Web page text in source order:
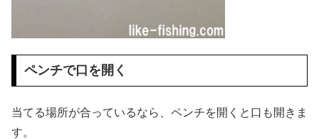
ペンチで口を開く
当てる場所が合っているなら、ペンチを開くと口も開きま
す。